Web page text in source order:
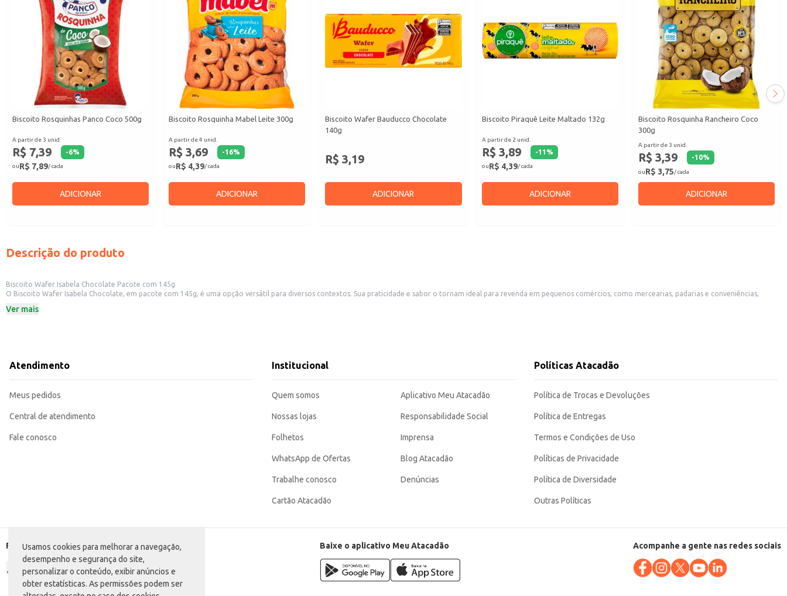
Usamos cookies para melhorar a navegação,
desempenho e segurança do site,
personalizar o conteúdo, exibir anúncios e
obter estatísticas. As permissões podem ser
Biscoito Rosquinhas Panco Coco 500g
A partir de 3 unid.
R$ 7,39 -6%
ouR$ 7,89/ cada
ADICIONAR
Biscoito Rosquinha Mabel Leite 300g
A partir de 4 unid.
R$ 3,69 -16%
ouR$ 4,39/ cada
ADICIONAR
Biscoito Wafer Bauducco Chocolate
140g
R$ 3,19
ADICIONAR
Biscoito Piraquê Leite Maltado 132g
A partir de 2 unid.
R$ 3,89 -11 %
ouR$ 4,39/ cada
ADICIONAR
Biscoito Rosquinha Rancheiro Coco
300g
A partir de 3 unid.
R$ 3,39 -10%
ouR$ 3,75/ cada
ADICIONAR
Descrição do produto
Biscoito Wafer Isabela Chocolate Pacote com 145g
O Biscoito Wafer Isabela Chocolate, em pacote com 145g, é uma opção versátil para diversos contextos. Sua praticidade e sabor o tornam ideal para revenda em pequenos comércios, como mercearias, padarias e conveniências,
Dicas de uso:
consumo e revenda. A marca Isabela garante um produto de qualidade e sabor reconhecido, assegurando satisfação para todos.
Marca: Isabela
Categoria: Biscoito doce
EAN: 28950924
Ver mais
Atendimento
Meus pedidos
Central de atendimento
Fale conosco
Institucional
Quem somos
Nossas lojas
Folhetos
WhatsApp de Ofertas
Trabalhe conosco
Cartão Atacadão
Aplicativo Meu Atacadão
Responsabilidade Social
Imprensa
Blog Atacadão
Denúncias
Políticas Atacadão
Política de Trocas e Devoluções
Política de Entregas
Termos e Condições de Uso
Políticas de Privacidade
Política de Diversidade
Outras Políticas
Formas de pagamento Baixe o aplicativo Meu Atacadão Acompanhe a gente nas redes sociais